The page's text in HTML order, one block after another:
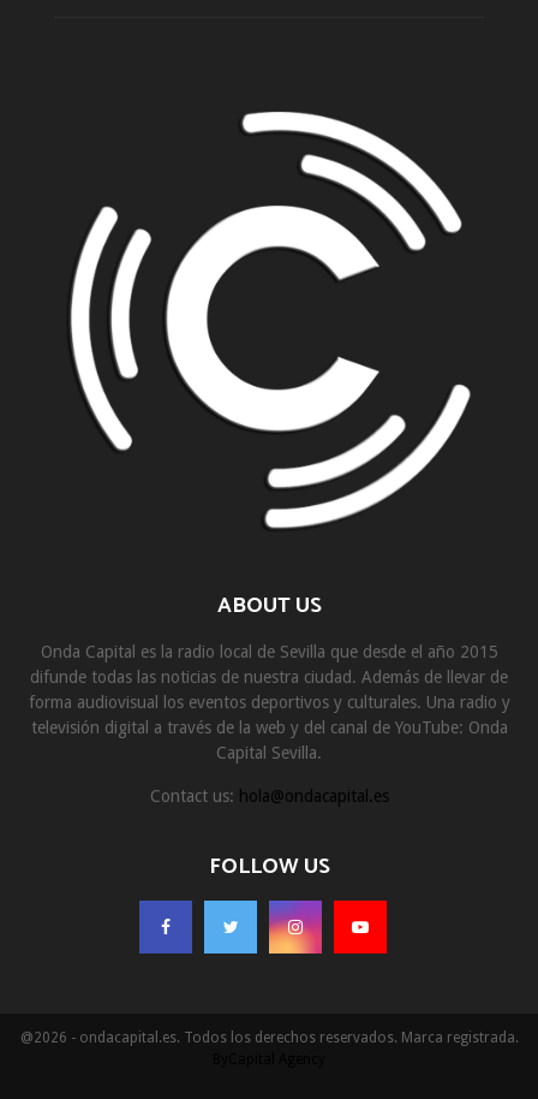
ABOUT US
Onda Capital es la radio local de Sevilla que desde el año 2015
difunde todas las noticias de nuestra ciudad. Además de llevar de
forma audiovisual los eventos deportivos y culturales. Una radio y
televisión digital a través de la web y del canal de YouTube: Onda
Capital Sevilla.
Contact us: hola@ondacapital.es
FOLLOW US
@2026 - ondacapital.es. Todos los derechos reservados. Marca registrada.